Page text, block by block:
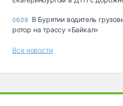
06.08 В Бурятии водитель
ротор на трассу «Байкал»
Все новости